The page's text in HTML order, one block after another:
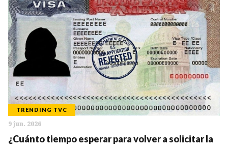
TRENDING TVC
9 jun. 2026
¿Cuánto tiempo esperar para volver a solicitar la